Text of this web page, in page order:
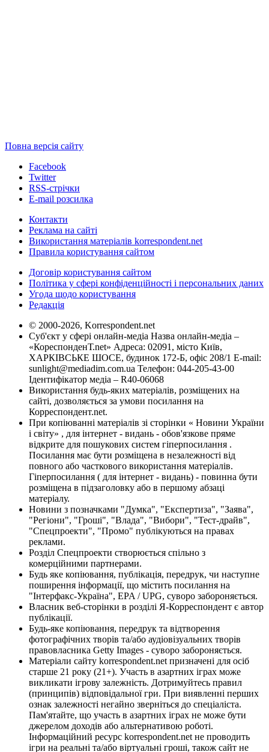
Повна версія сайту
Facebook
Twitter
RSS-стрічки
E-mail розсилка
Контакти
Реклама на сайті
Використання матеріалів korrespondent.net
Правила користування сайтом
Договір користування сайтом
Політика у сфері конфіденційності і персональних даних
Угода щодо користування
Редакція
© 2000-2026, Korrespondent.net
Суб'єкт у сфері онлайн-медіа Назва онлайн-медіа –
«КореспонденТ.net» Адреса: 02091, місто Київ,
ХАРКІВСЬКЕ ШОСЕ, будинок 172-Б, офіс 208/1 E-mail:
sunlight@mediadim.com.ua Телефон: 044-205-43-00
Ідентифікатор медіа – R40-06068
Використання будь-яких матеріалів, розміщених на
сайті, дозволяється за умови посилання на
Корреспондент.net.
При копіюванні матеріалів зі сторінки « Новини України
і світу» , для інтернет - видань - обов'язкове пряме
відкрите для пошукових систем гіперпосилання .
Посилання має бути розміщена в незалежності від
повного або часткового використання матеріалів.
Гіперпосилання ( для інтернет - видань) - повинна бути
розміщена в підзаголовку або в першому абзаці
матеріалу.
Новини з позначками "Думка", "Експертиза", "Заява",
"Регіони", "Гроші", "Влада", "Вибори", "Тест-драйв",
"Спецпроекти", "Промо" публікуються на правах
реклами.
Розділ Спецпроекти створюється спільно з
комерційними партнерами.
Будь яке копіювання, публікація, передрук, чи наступне
поширення інформації, що містить посилання на
"Інтерфакс-Україна", EPA / UPG, суворо забороняється.
Власник веб-сторінки в розділі Я-Корреспондент є автор
публікації.
Будь-яке копіювання, передрук та відтворення
фотографічних творів та/або аудіовізуальних творів
правовласника Getty Images - суворо забороняється.
Матеріали сайту korrespondent.net призначені для осіб
старше 21 року (21+). Участь в азартних іграх може
викликати ігрову залежність. Дотримуйтесь правил
(принципів) відповідальної гри. При виявленні перших
ознак залежності негайно зверніться до спеціаліста.
Пам'ятайте, що участь в азартних іграх не може бути
джерелом доходів або альтернативою роботі.
Інформаційний ресурс korrespondent.net не проводить
ігри на реальні та/або віртуальні гроші, також сайт не